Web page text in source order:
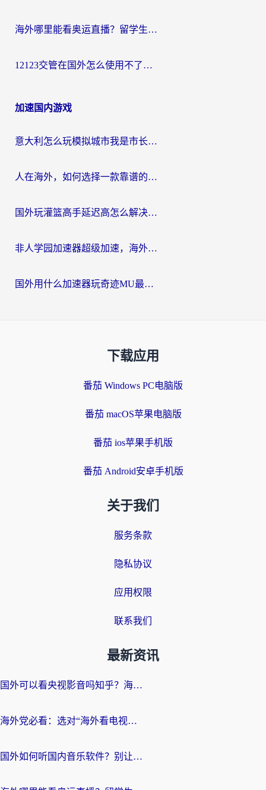
海外哪里能看奥运直播？留学生&海外华人必看的体育赛事观赛终极指南
12123交管在国外怎么使用不了？海外华人必看的无缝访问国内资源指南
加速国内游戏
意大利怎么玩模拟城市我是市长？海外党国服游戏加速终极攻略（附三国3量子特攻解决办法）
人在海外，如何选择一款靠谱的玩剑灵2加速器？
国外玩灌篮高手延迟高怎么解决？海外玩家国服游戏加速终极指南
非人学园加速器超级加速，海外玩家重返国服的通行证
国外用什么加速器玩奇迹MU最好？2026海外玩家国服游戏加速全攻略
下载应用
番茄 Windows PC电脑版
番茄 macOS苹果电脑版
番茄 ios苹果手机版
番茄 Android安卓手机版
关于我们
服务条款
隐私协议
应用权限
联系我们
最新资讯
国外可以看央视影音吗知乎？海外党亲测有效的回国加速方案
海外党必看：选对“海外看电视剧软件”，再也不用愁国内剧刷不了
国外如何听国内音乐软件？别让地域限制，断了你的中文歌单